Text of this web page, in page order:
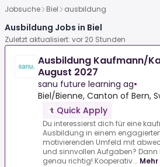
Jobsuche Biel ausbildung
Ausbildung Jobs in Biel
Zuletzt aktualisiert: vor 20 Stunden
Ausbildung Kaufmann/
August 2027
sanu future learning ag•
Biel/Bienne, Canton of Bern,
Quick Apply
Du interessierst dich für eine
Ausbildung in einem
motivierenden Umfeld mit
und sinnvollen Aufgaben? Dann
genau richtig!.Kooperativ...